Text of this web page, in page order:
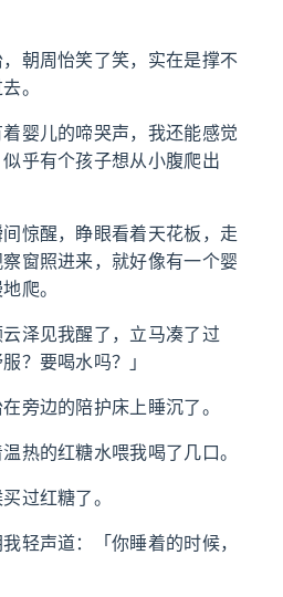
朝周怡笑了笑，实在是撑不
。
婴儿的啼哭声，我还能感觉
乎有个孩子想从小腹爬出
惊醒，睁眼看着天花板，走
窗照进来，就好像有一个婴
爬。
云泽见我醒了，立马凑了过
？要喝水吗？」
旁边的陪护床上睡沉了。
热的红糖水喂我喝了几口。
过红糖了。
轻声道：「你睡着的时候，